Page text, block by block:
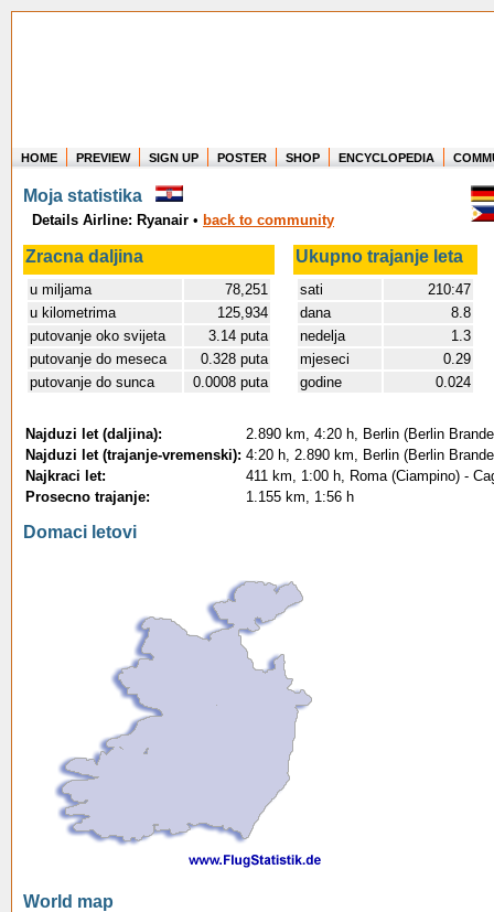
Where in the world have you flown?
How long have you been in the air?
Create your own FlightMemory and see!
HOME PREVIEW SIGN UP POSTER SHOP ENCYCLOPEDIA
Moja statistika
Details Airline: Ryanair • back to community
Zracna daljina Ukupno trajanje leta
u miljama
78,251
u kilometrima
125,934
putovanje oko svijeta
3.14 puta
putovanje do meseca
0.328 puta
putovanje do sunca
0.0008 puta
sati
210:47
dana
8.8
nedelja
1.3
mjeseci
0.29
godine
0.024
Najduzi let (daljina):
2.890 km, 4:20 h, Berlin (Berlin
Najduzi let (trajanje-vremenski): 4:20 h, 2.890 km, Berlin (Berlin
Najkraci let:
411 km, 1:00 h, Roma (Ciampino) -
Prosecno trajanje:
1.155 km, 1:56 h
Domaci letovi
World map